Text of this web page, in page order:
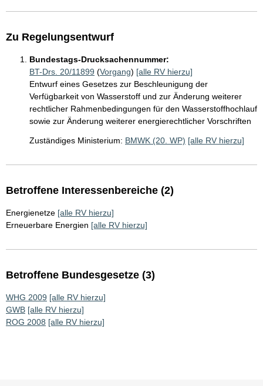
Zu Regelungsentwurf
Bundestags-Drucksachennummer:
BT-Drs. 20/11899 (Vorgang) [alle RV hierzu]
Entwurf eines Gesetzes zur Beschleunigung der
Verfügbarkeit von Wasserstoff und zur Änderung weiterer
rechtlicher Rahmenbedingungen für den Wasserstoffhochlauf
sowie zur Änderung weiterer energierechtlicher Vorschriften
Zuständiges Ministerium: BMWK (20. WP) [alle RV hierzu]
Betroffene Interessenbereiche (2)
Energienetze [alle RV hierzu]
Erneuerbare Energien [alle RV hierzu]
Betroffene Bundesgesetze (3)
WHG 2009 [alle RV hierzu]
GWB [alle RV hierzu]
ROG 2008 [alle RV hierzu]